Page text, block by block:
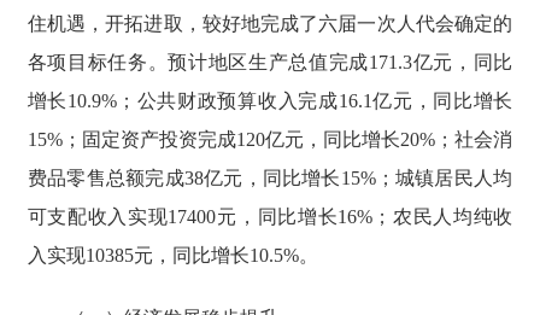
住机遇，开拓进取，较好地完成了六届一次人代会确定的
各项目标任务。预计地区生产总值完成171.3亿元，同比
增长10.9%；公共财政预算收入完成16.1亿元，同比增长
15%；固定资产投资完成120亿元，同比增长20%；社会消
费品零售总额完成38亿元，同比增长15%；城镇居民人均
可支配收入实现17400元，同比增长16%；农民人均纯收
入实现10385元，同比增长10.5%。